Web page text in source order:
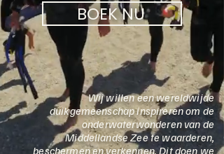
BOEK NU
Wij willen een wereldwijde
duikgemeenschap inspireren om de
onderwaterwonderen van de
Middellandse Zee te waarderen,
beschermen en verkennen. Dit doen we